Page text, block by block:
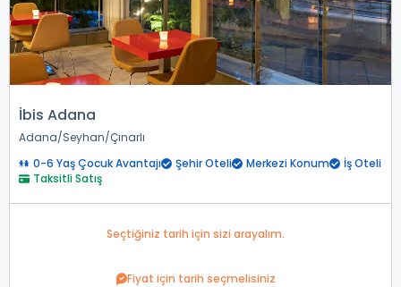
İbis Adana
Adana Seyhan Çınarlı
0-6 Yaş Çocuk Avantajı
Şehir Oteli Merkezi Konum
İş Oteli
Taksitli Satış
Seçtiğiniz tarih için sizi arayalım.
Fiyat için tarih seçmelisiniz